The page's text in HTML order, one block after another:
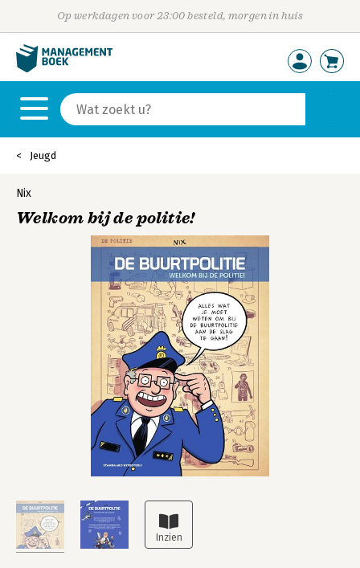
Op werkdagen voor 23:00 besteld, morgen in huis
Jeugd
Nix
Welkom bij de politie!